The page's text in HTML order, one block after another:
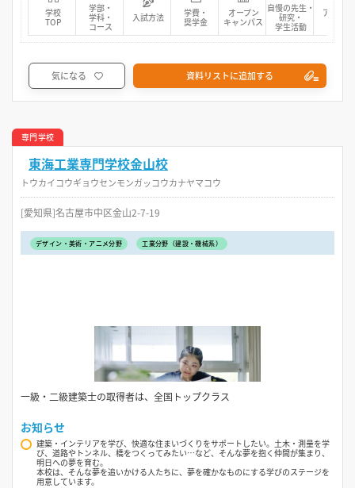
学校
TOP
学部・
学科・
コース
入試方法
学費・
奨学金
オープン
キャンパス
自慢の先生・
研究・
学生活動
アクセス
マップ
気になる 資料リストに追加する
専門学校
東海工業専門学校金山校
トウカイコウギョウセンモンガッコウカナヤマコウ
[愛知県]名古屋市中区金山2-7-19
デザイン・美術・アニメ分野 工業分野（建設・機械系）
一級・二級建築士の取得者は、全国トップクラス
お知らせ
建築・インテリアを学び、快適な住まいづくりをサポートしたい。土木・測量を学
び、道路やトンネル、橋をつくってみたい…など、そんな夢を抱く仲間が集まり、
明日への夢を育む。
本校は、そんな夢を追いかける人たちに、夢を確かなものにする学びのステージを
用意しています。